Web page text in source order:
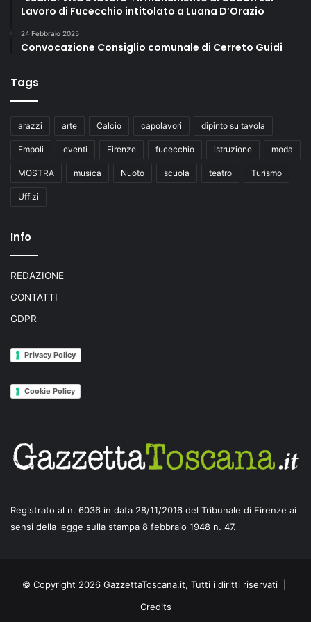
Lavoro di Fucecchio intitolato a Luana D’Orazio
24 Febbraio 2025
Convocazione Consiglio comunale di Cerreto Guidi
Tags
arazzi arte Calcio capolavori dipinto su tavola
Empoli eventi Firenze fucecchio istruzione moda
MOSTRA musica Nuoto scuola teatro Turismo
Uffizi
Info
REDAZIONE
CONTATTI
GDPR
Privacy Policy
Cookie Policy
Registrato al n. 6036 in data 28/11/2016 del Tribunale di Firenze ai
sensi della legge sulla stampa 8 febbraio 1948 n. 47.
© Copyright 2026 GazzettaToscana.it, Tutti i diritti riservati |
Credits